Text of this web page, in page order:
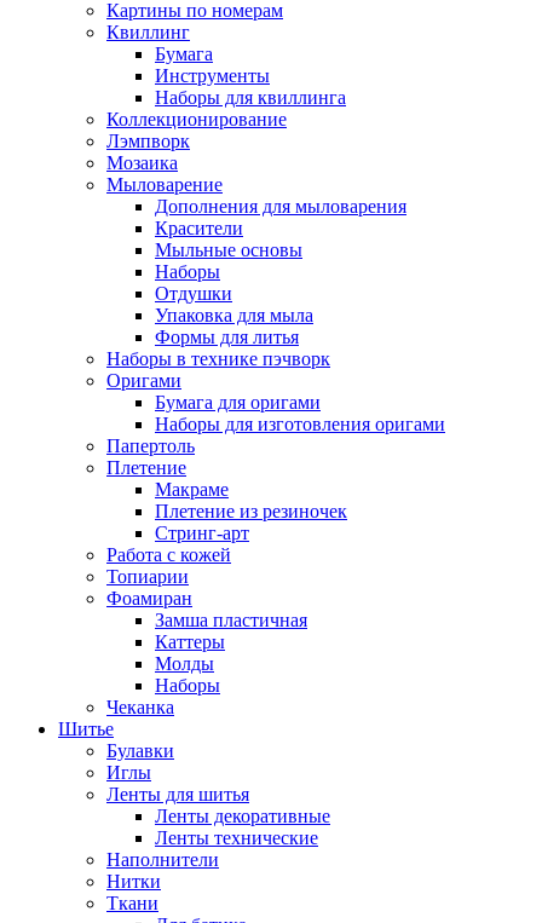
Картины по номерам
Квиллинг
Бумага
Инструменты
Наборы для квиллинга
Коллекционирование
Лэмпворк
Мозаика
Мыловарение
Дополнения для мыловарения
Красители
Мыльные основы
Наборы
Отдушки
Упаковка для мыла
Формы для литья
Наборы в технике пэчворк
Оригами
Бумага для оригами
Наборы для изготовления оригами
Папертоль
Плетение
Макраме
Плетение из резиночек
Стринг-арт
Работа с кожей
Топиарии
Фоамиран
Замша пластичная
Каттеры
Молды
Наборы
Чеканка
Шитье
Булавки
Иглы
Ленты для шитья
Ленты декоративные
Ленты технические
Наполнители
Нитки
Ткани